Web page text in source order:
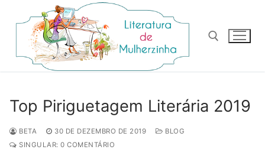
para
conteúdo
Top Piriguetagem Literária 2019
BETA 30 DE DEZEMBRO DE 2019
BLOG
SINGULAR: 0 COMENTÁRIO